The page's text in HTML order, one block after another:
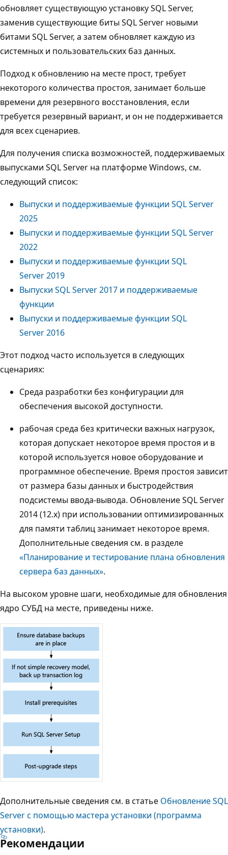
обновляет существующую установку SQL Server,
заменив существующие биты SQL Server новыми
битами SQL Server, а затем обновляет каждую из
системных и пользовательских баз данных.
Подход к обновлению на месте прост, требует
некоторого количества простоя, занимает больше
времени для резервного восстановления, если
требуется резервный вариант, и он не поддерживается
для всех сценариев.
Для получения списка возможностей, поддерживаемых
выпусками SQL Server на платформе Windows, см.
следующий список:
Выпуски и поддерживаемые функции SQL Server
2025
Выпуски и поддерживаемые функции SQL Server
2022
Выпуски и поддерживаемые функции SQL
Server 2019
Выпуски SQL Server 2017 и поддерживаемые
функции
Выпуски и поддерживаемые функции SQL
Server 2016
Этот подход часто используется в следующих
сценариях:
Среда разработки без конфигурации для
обеспечения высокой доступности.
рабочая среда без критически важных нагрузок,
которая допускает некоторое время простоя и в
которой используется новое оборудование и
программное обеспечение. Время простоя зависит
от размера базы данных и быстродействия
подсистемы ввода-вывода. Обновление SQL Server
2014 (12.x) при использовании оптимизированных
для памяти таблиц занимает некоторое время.
Дополнительные сведения см. в разделе
«Планирование и тестирование плана обновления
сервера баз данных».
На высоком уровне шаги, необходимые для обновления
ядро СУБД на месте, приведены ниже.
Дополнительные сведения см. в статье Обновление SQL
Server с помощью мастера установки (программа
установки).
Рекомендации